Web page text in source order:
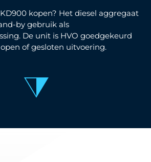
kopen? Het diesel aggregaat
by gebruik als
De unit is HVO goedgekeurd
of gesloten uitvoering.